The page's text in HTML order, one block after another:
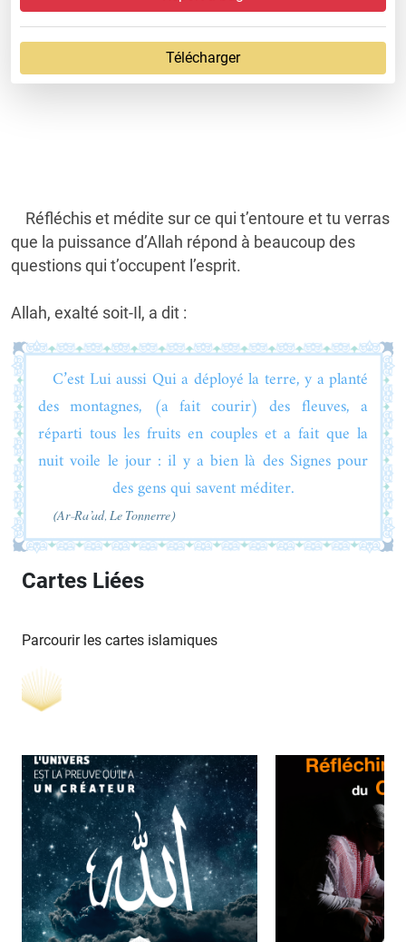
Télécharger
Réfléchis et médite sur ce qui t’entoure et tu verras
que la puissance d’Allah répond à beaucoup des
questions qui t’occupent l’esprit.
Allah, exalté soit-Il, a dit :
C’est Lui aussi Qui a déployé la terre, y a planté
des montagnes, (a fait courir) des fleuves, a
réparti tous les fruits en couples et a fait que la
nuit voile le jour : il y a bien là des Signes pour
des gens qui savent méditer.
(Ar-Ra’ad, Le Tonnerre)
Cartes Liées
Parcourir les cartes islamiques